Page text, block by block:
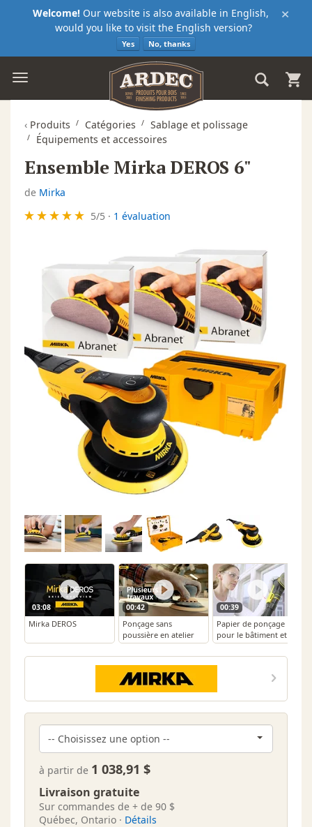
×
Welcome! Our website is also available in English,
would you like to visit the English version?
Yes No, thanks
‹ Produits Catégories
Sablage et polissage
Équipements et accessoires
Ensemble Mirka DEROS 6"
de Mirka
5/5 · 1 évaluation
03:08
Mirka DEROS
00:42
Ponçage sans
poussière en atelier
de menuiserie avec
Abranet de Mirka
00:39
Papier de ponçage
pour le bâtiment et le
bois - Mirka Iridium®
à partir de 1 038,91 $
Livraison gratuite
Sur commandes de + de 90 $
Québec, Ontario · Détails